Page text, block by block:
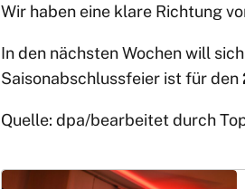
Wir haben eine klare Richtung
In den nächsten Wochen will
Saisonabschlussfeier ist für den
Quelle: dpa/bearbeitet durch